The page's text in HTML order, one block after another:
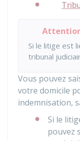
Si le litige est
tribunal
Vous pouvez
votre domicile
indemnisation,
Si le
pouvez